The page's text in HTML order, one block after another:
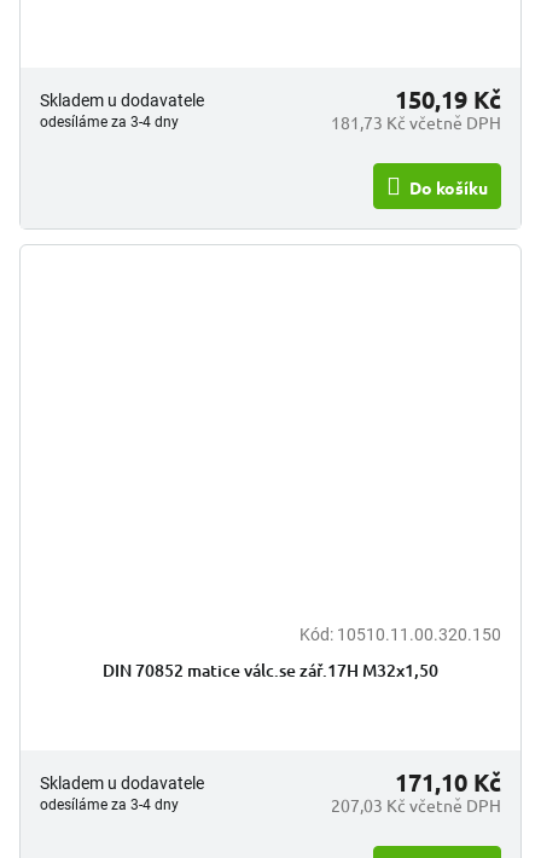
Skladem u dodavatele
odesíláme za 3-4 dny 181,73 Kč včetně DPH
150,19 Kč
Do košíku
Kód: 10510.11.00.320.150
DIN 70852 matice válc.se zář.17H M32x1,50
Skladem u dodavatele
odesíláme za 3-4 dny 207,03 Kč včetně DPH
171,10 Kč